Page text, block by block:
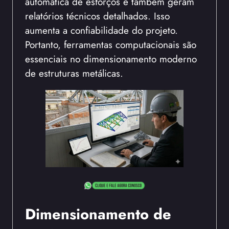
relatórios técnicos detalhados. Isso
aumenta a confiabilidade do projeto.
Portanto, ferramentas computacionais são
essenciais no dimensionamento moderno
de estruturas metálicas.
Dimensionamento de